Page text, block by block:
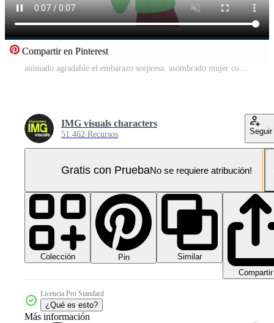
Compartir en Pinterest
animado agradable el embarazo sorpresa. asombrado mujer con prueba. emocional dama. plano personaje animación en blanco antecedentes con alfa canal transparencia. color dibujos animados estilo 4k vídeo imágenes Vídeo Pro
IMG visuals characters
51.462 Recursos Seguir
Gratis con PruebaNo se requiere atribución!
Colección Pin
Similar
Compartir
Licencia Pro Standard
¿Qué es esto?
Más información